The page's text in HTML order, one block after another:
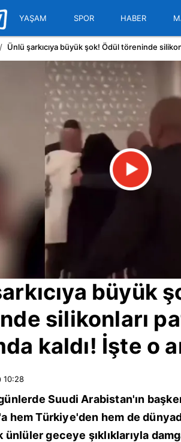
YAŞAM SPOR HABER
büyük
silikonları
kaldı! İşte o
10:28
Suudi Arabistan'ın
hemTürkiye'den hem de
geceye şıklıklarıyla